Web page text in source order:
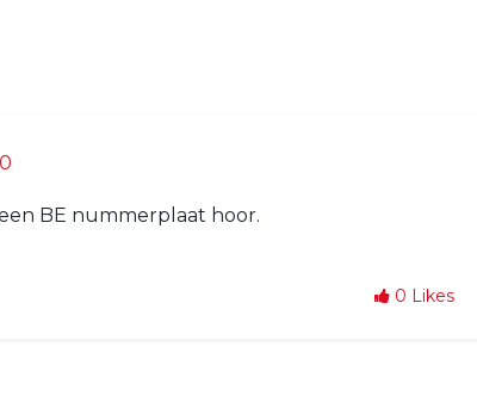
BE nummerplaat hoor.
0 Likes